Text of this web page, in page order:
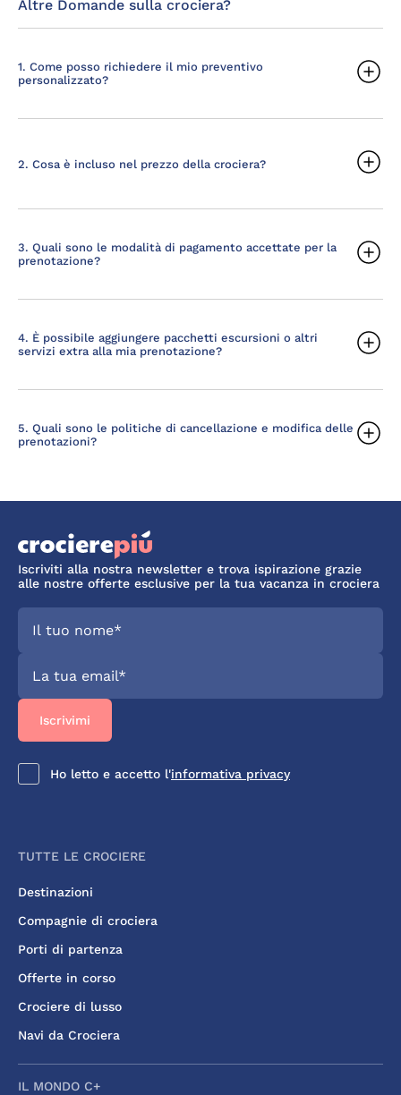
Altre Domande sulla crociera?
1. Come posso richiedere il mio preventivo
personalizzato?
2. Cosa è incluso nel prezzo della crociera?
3. Quali sono le modalità di pagamento accettate per la
prenotazione?
4. È possibile aggiungere pacchetti escursioni o altri
servizi extra alla mia prenotazione?
5. Quali sono le politiche di cancellazione e modifica delle
prenotazioni?
Iscriviti alla nostra newsletter e trova ispirazione grazie
alle nostre offerte esclusive per la tua vacanza in crociera
Ho letto e accetto l'informativa privacy
TUTTE LE CROCIERE
Destinazioni
Compagnie di crociera
Porti di partenza
Offerte in corso
Crociere di lusso
Navi da Crociera
IL MONDO C+